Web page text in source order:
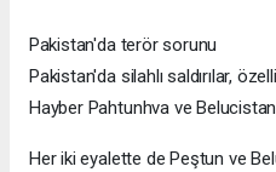
⁠Pakistan'da terör sorunu
Pakistan'da silahlı saldırılar,
Hayber Pahtunhva ve
Her iki eyalette de Peştun ve